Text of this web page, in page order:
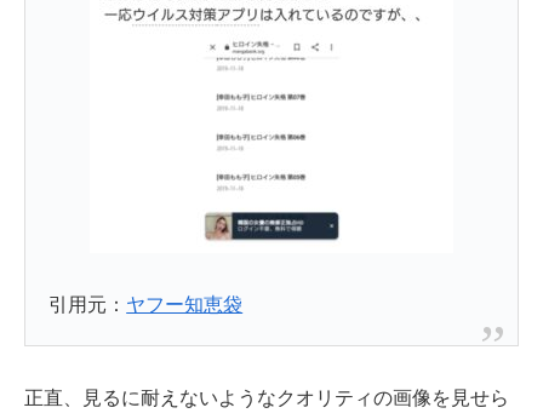
引用元： ヤフー知恵袋
正直、見るに耐えないようなクオリティの画像を見せら